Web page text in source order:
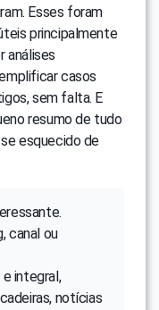
Esses foram
principalmente
análises
casos
sem falta. E
resumo de tudo
esquecido de
canal ou
integral,
notícias